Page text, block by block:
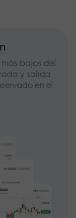
bajos del
y salida
en el